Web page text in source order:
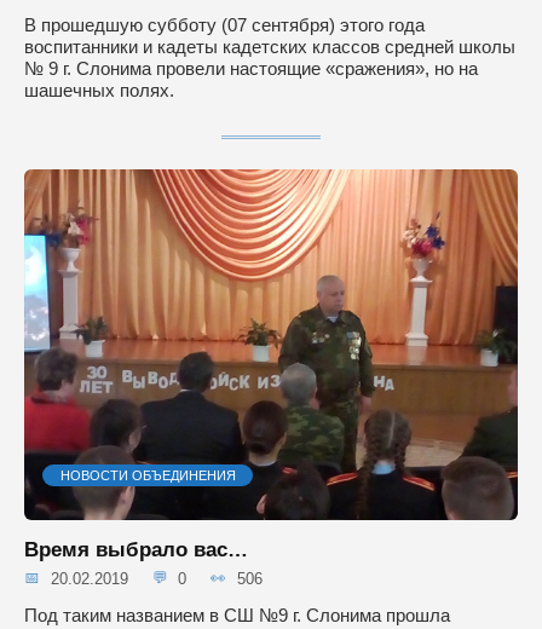
В прошедшую субботу (07 сентября) этого года
воспитанники и кадеты кадетских классов средней школы
№ 9 г. Слонима провели настоящие «сражения», но на
шашечных полях.
НОВОСТИ ОБЪЕДИНЕНИЯ
Время выбрало вас…
20.02.2019 0 506
Под таким названием в СШ №9 г. Слонима прошла